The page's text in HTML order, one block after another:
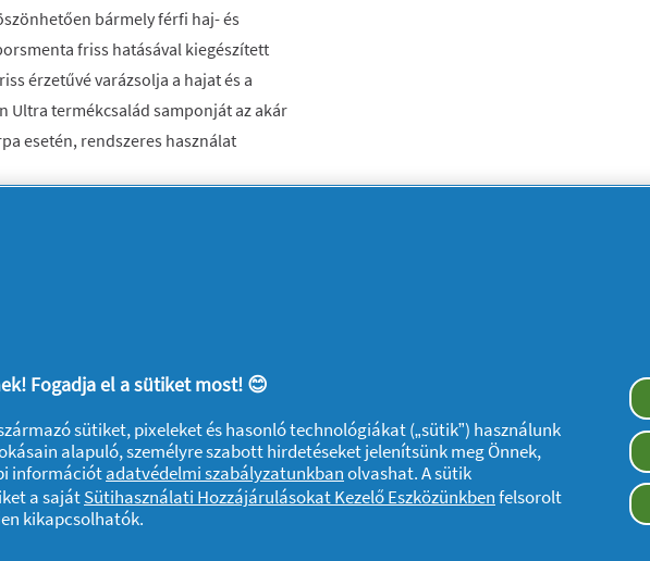
bármely férfi haj- és
friss hatásával kiegészített
érzetűvé varázsolja a hajat és a
Ultra termékcsalád samponját az akár
esetén, rendszeres használat
Kövessen minket:
Fogadja el a sütiket most! 😊
sütiket, pixeleket és hasonló technológiákat („sütik”) használunk
alapuló, személyre szabott hirdetéseket jelenítsünk meg Önnek,
információtadatvédelmi szabályzatunkbanolvashat. A sütik
a sajátSütihasználati Hozzájárulásokat Kezelő Eszközünkbenfelsorolt
kikapcsolhatók.